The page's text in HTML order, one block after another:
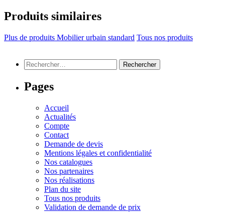
Produits similaires
Plus de produits Mobilier urbain standard Tous nos produits
Rechercher :
Pages
Accueil
Actualités
Compte
Contact
Demande de devis
Mentions légales et confidentialité
Nos catalogues
Nos partenaires
Nos réalisations
Plan du site
Tous nos produits
Validation de demande de prix